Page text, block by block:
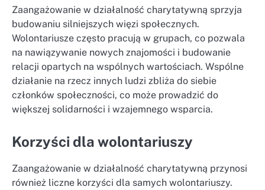
Zaangażowanie w działalność charytatywną sprzyja
budowaniu silniejszych więzi społecznych.
Wolontariusze często pracują w grupach, co pozwala
na nawiązywanie nowych znajomości i budowanie
relacji opartych na wspólnych wartościach. Wspólne
działanie na rzecz innych ludzi zbliża do siebie
członków społeczności, co może prowadzić do
większej solidarności i wzajemnego wsparcia.
Korzyści dla wolontariuszy
Zaangażowanie w działalność charytatywną przynosi
również liczne korzyści dla samych wolontariuszy.